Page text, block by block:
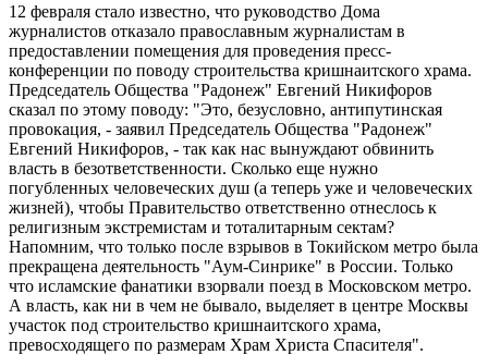
12 февраля стало известно, что руководство Дома
журналистов отказало православным журналистам в
предоставлении помещения для проведения пресс-
конференции по поводу строительства кришнаитского храма.
Председатель Общества "Радонеж" Евгений Никифоров
сказал по этому поводу: "Это, безусловно, антипутинская
провокация, - заявил Председатель Общества "Радонеж"
Евгений Никифоров, - так как нас вынуждают обвинить
власть в безответственности. Сколько еще нужно
погубленных человеческих душ (а теперь уже и человеческих
жизней), чтобы Правительство ответственно отнеслось к
религизным экстремистам и тоталитарным сектам?
Напомним, что только после взрывов в Токийском метро была
прекращена деятельность "Аум-Синрике" в России. Только
что исламские фанатики взорвали поезд в Московском метро.
А власть, как ни в чем не бывало, выделяет в центре Москвы
участок под строительство кришнаитского храма,
превосходящего по размерам Храм Христа Спасителя".